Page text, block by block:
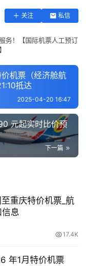
关注
私信
务！【国际机票人工预订
机票（经济舱航
抵达
2025-04-20 16:47
元起实时比价预
下一篇
重庆特价机票_航
息
17.4K
年1月特价机票